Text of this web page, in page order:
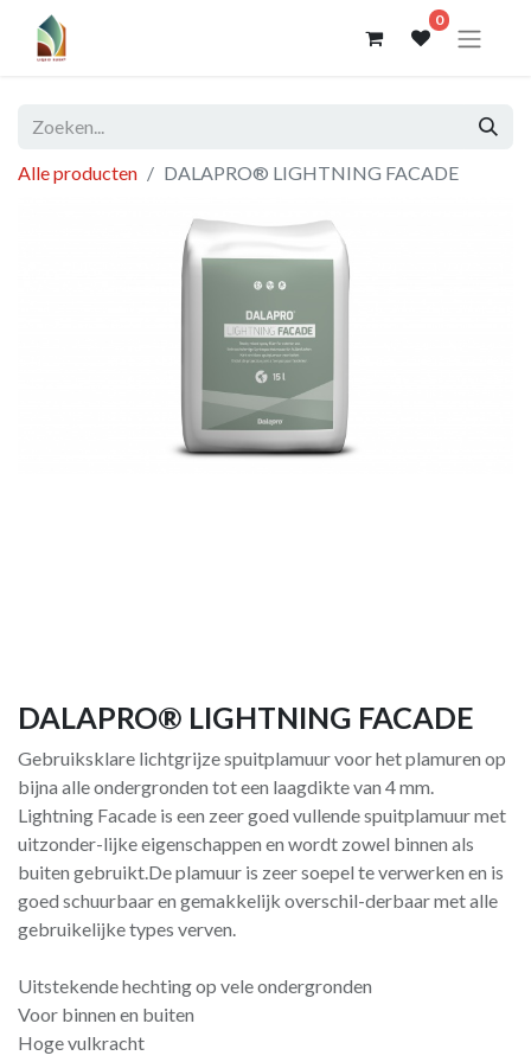
0
Alle producten DALAPRO® LIGHTNING FACADE
DALAPRO® LIGHTNING FACADE
Gebruiksklare lichtgrijze spuitplamuur voor het plamuren op
bijna alle ondergronden tot een laagdikte van 4 mm.
Lightning Facade is een zeer goed vullende spuitplamuur met
uitzonder-lijke eigenschappen en wordt zowel binnen als
buiten gebruikt.De plamuur is zeer soepel te verwerken en is
goed schuurbaar en gemakkelijk overschil-derbaar met alle
gebruikelijke types verven.
Uitstekende hechting op vele ondergronden
Voor binnen en buiten
Hoge vulkracht